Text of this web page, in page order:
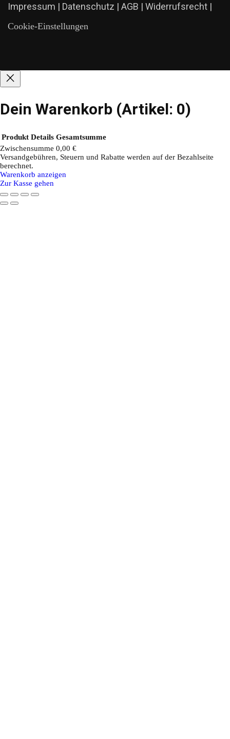
Impressum | Datenschutz | AGB | Widerrufsrecht |
Cookie-Einstellungen
Dein Warenkorb (Artikel: 0)
Produkte
im
Warenkorb
Produkt Details Gesamtsumme
Zwischensumme 0,00 €
Versandgebühren, Steuern und Rabatte werden auf der Bezahlseite
berechnet.
Warenkorb anzeigen
Zur Kasse gehen